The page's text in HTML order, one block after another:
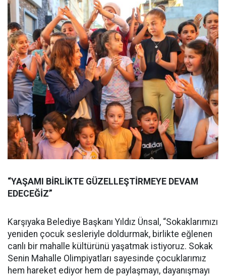
“YAŞAMI BİRLİKTE GÜZELLEŞTİRMEYE DEVAM
EDECEĞİZ”
Karşıyaka Belediye Başkanı Yıldız Ünsal, “Sokaklarımızı
yeniden çocuk sesleriyle doldurmak, birlikte eğlenen
canlı bir mahalle kültürünü yaşatmak istiyoruz. Sokak
Senin Mahalle Olimpiyatları sayesinde çocuklarımız
hem hareket ediyor hem de paylaşmayı, dayanışmayı